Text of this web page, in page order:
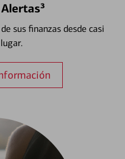
sus finanzas desde casi